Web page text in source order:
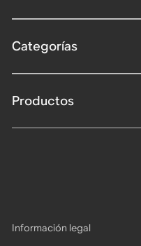
Categorías
Productos
Información legal